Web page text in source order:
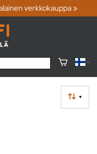
verkkokauppa »
▼